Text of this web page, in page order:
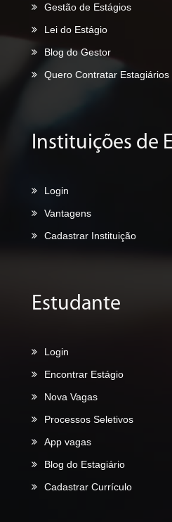
Gestão de Estágios
Lei do Estágio
Blog do Gestor
Quero Contratar Estagiários
Instituições de
Login
Vantagens
Cadastrar Instituição
Estudante
Login
Encontrar Estágio
Nova Vagas
Processos Seletivos
App vagas
Blog do Estagiário
Cadastrar Currículo